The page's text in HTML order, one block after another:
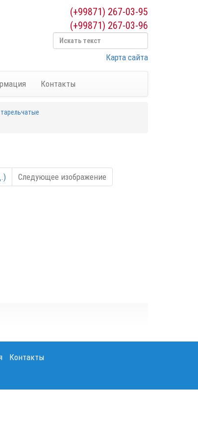
(+99871) 267-03-95
(+99871) 267-03-96
Карта сайта
Контакты
Следующее изображение
Контакты